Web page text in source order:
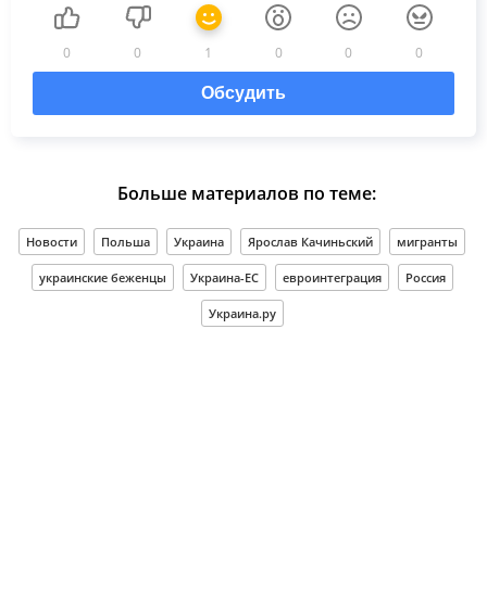
0 0 1 0 0 0
Обсудить
Больше материалов по теме:
Новости Польша Украина Ярослав Качиньский мигранты
украинские беженцы Украина-ЕС евроинтеграция Россия
Украина.ру